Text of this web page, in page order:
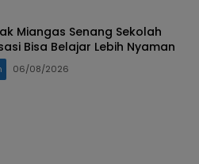
Miangas Senang Sekolah
Bisa Belajar Lebih Nyaman
06/08/2026